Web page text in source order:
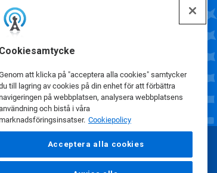
Cookiesamtycke
att klicka på "acceptera alla cookies" samtycker
till lagring av cookies på din enhet för att förbättra
navigeringen på webbplatsen, analysera webbplatsens
och bistå i våra
Cookiepolicy
Acceptera alla cookies
cookies